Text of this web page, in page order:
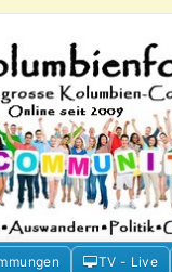
der Freunde
und Venezuela. Austausch,
TV - Live